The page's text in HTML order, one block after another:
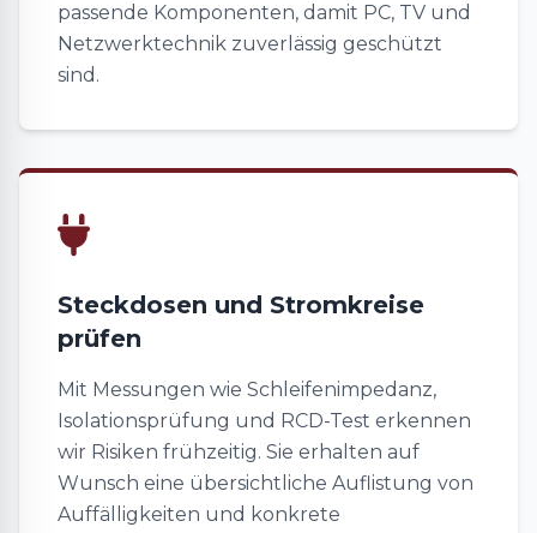
passende Komponenten, damit PC, TV und
Netzwerktechnik zuverlässig geschützt
sind.
Steckdosen und Stromkreise
prüfen
Mit Messungen wie Schleifenimpedanz,
Isolationsprüfung und RCD-Test erkennen
wir Risiken frühzeitig. Sie erhalten auf
Wunsch eine übersichtliche Auflistung von
Auffälligkeiten und konkrete